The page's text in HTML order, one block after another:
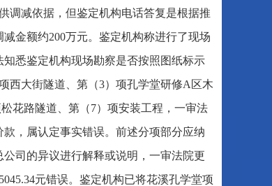
调减依据，但鉴定机构电话答复是根据推
金额约200万元。鉴定机构称进行了现场
悉鉴定机构现场勘察是否按照图纸标示
西大街隧道、第（3）项孔学堂研修A区木
花路隧道、第（7）项安装工程，一审法
，属认定事实错误。前述分项部分应纳
司的异议进行解释或说明，一审法院更
元错误。鉴定机构已将花溪孔学堂项